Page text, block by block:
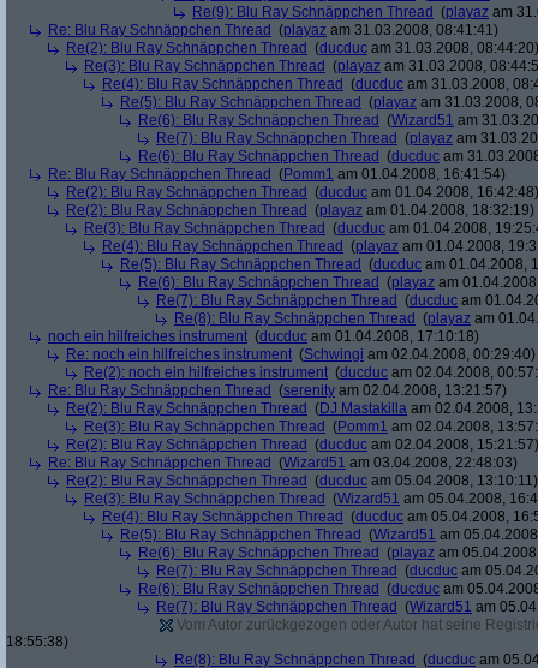
Re(9): Blu Ray Schnäppchen Thread (playaz am
Re: Blu Ray Schnäppchen Thread (playaz am 31.03.2008, 08:41:41)
Re(2): Blu Ray Schnäppchen Thread (ducduc am 31.03.2008, 08:44:20)
Re(3): Blu Ray Schnäppchen Thread (playaz am 31.03.2008,
Re(4): Blu Ray Schnäppchen Thread (ducduc am 31.03.2008,
Re(5): Blu Ray Schnäppchen Thread (playaz am 31.03.2008,
Re(6): Blu Ray Schnäppchen Thread (Wizard51 am
Re(7): Blu Ray Schnäppchen Thread (playaz am
Re(6): Blu Ray Schnäppchen Thread (ducduc am
Re: Blu Ray Schnäppchen Thread (Pomm1 am 01.04.2008, 16:41:54)
Re(2): Blu Ray Schnäppchen Thread (ducduc am 01.04.2008, 16:42:48)
Re(2): Blu Ray Schnäppchen Thread (playaz am 01.04.2008, 18:32:19)
Re(3): Blu Ray Schnäppchen Thread (ducduc am 01.04.2008,
Re(4): Blu Ray Schnäppchen Thread (playaz am 01.04.2008,
Re(5): Blu Ray Schnäppchen Thread (ducduc am 01.04.2008,
Re(6): Blu Ray Schnäppchen Thread (playaz am
Re(7): Blu Ray Schnäppchen Thread (ducduc am
Re(8): Blu Ray Schnäppchen Thread (playaz am
noch ein hilfreiches instrument (ducduc am 01.04.2008, 17:10:18)
Re: noch ein hilfreiches instrument (Schwingi am 02.04.2008, 00:29:40)
Re(2): noch ein hilfreiches instrument (ducduc am 02.04.2008,
Re: Blu Ray Schnäppchen Thread (serenity am 02.04.2008, 13:21:57)
Re(2): Blu Ray Schnäppchen Thread (DJ Mastakilla am 02.04.2008,
Re(3): Blu Ray Schnäppchen Thread (Pomm1 am 02.04.2008,
Re(2): Blu Ray Schnäppchen Thread (ducduc am 02.04.2008, 15:21:57)
Re: Blu Ray Schnäppchen Thread (Wizard51 am 03.04.2008, 22:48:03)
Re(2): Blu Ray Schnäppchen Thread (ducduc am 05.04.2008, 13:10:11)
Re(3): Blu Ray Schnäppchen Thread (Wizard51 am 05.04.2008,
Re(4): Blu Ray Schnäppchen Thread (ducduc am 05.04.2008,
Re(5): Blu Ray Schnäppchen Thread (Wizard51 am
Re(6): Blu Ray Schnäppchen Thread (playaz am
Re(7): Blu Ray Schnäppchen Thread (ducduc am
Re(6): Blu Ray Schnäppchen Thread (ducduc am
Re(7): Blu Ray Schnäppchen Thread (Wizard51 am
Vom Autor zurückgezogen oder Autor hat seine
18:55:38)
Re(8): Blu Ray Schnäppchen Thread (ducduc am